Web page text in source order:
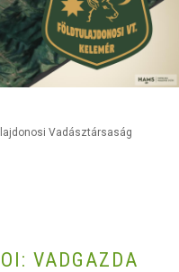
Vadásztársaság
VADGAZDA